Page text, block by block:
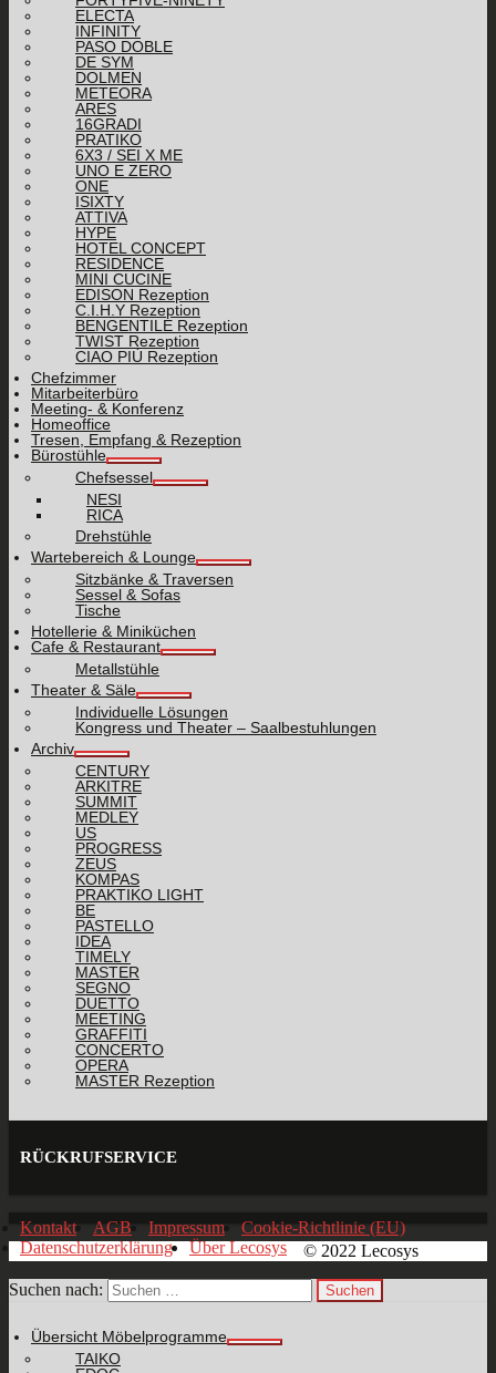
ELECTA
INFINITY
PASO DOBLE
DE SYM
DOLMEN
METEORA
ARES
16GRADI
PRATIKO
6X3 / SEI X ME
UNO E ZERO
ONE
ISIXTY
ATTIVA
HYPE
HOTEL CONCEPT
RESIDENCE
MINI CUCINE
EDISON Rezeption
C.I.H.Y Rezeption
BENGENTILE Rezeption
TWIST Rezeption
CIAO PIÙ Rezeption
Chefzimmer
Mitarbeiterbüro
Meeting- & Konferenz
Homeoffice
Tresen, Empfang & Rezeption
Bürostühle
Chefsessel
NESI
RICA
Drehstühle
Wartebereich & Lounge
Sitzbänke & Traversen
Sessel & Sofas
Tische
Hotellerie & Miniküchen
Cafe & Restaurant
Metallstühle
Theater & Säle
Individuelle Lösungen
Kongress und Theater – Saalbestuhlungen
Archiv
CENTURY
ARKITRE
SUMMIT
MEDLEY
US
PROGRESS
ZEUS
KOMPAS
PRAKTIKO LIGHT
BE
PASTELLO
IDEA
TIMELY
MASTER
SEGNO
DUETTO
MEETING
GRAFFITI
CONCERTO
OPERA
MASTER Rezeption
RÜCKRUFSERVICE
Kontakt AGB Impressum
Cookie-Richtlinie (EU)
Datenschutzerklärung
Über Lecosys © 2022 Lecosys
Suchen nach:
Übersicht Möbelprogramme
TAIKO